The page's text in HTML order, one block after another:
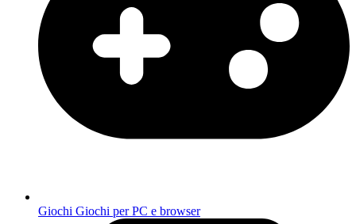
Giochi Giochi per PC e browser